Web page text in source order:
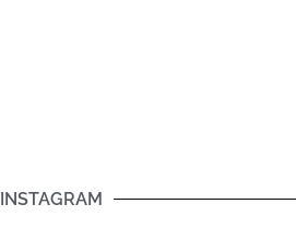
INSTAGRAM